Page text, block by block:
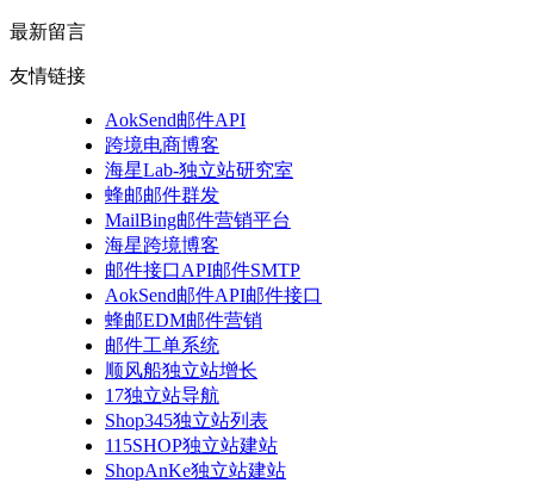
最新留言
友情链接
AokSend邮件API
跨境电商博客
海星Lab-独立站研究室
蜂邮邮件群发
MailBing邮件营销平台
海星跨境博客
邮件接口API邮件SMTP
AokSend邮件API邮件接口
蜂邮EDM邮件营销
邮件工单系统
顺风船独立站增长
17独立站导航
Shop345独立站列表
115SHOP独立站建站
ShopAnKe独立站建站